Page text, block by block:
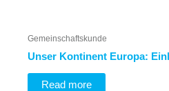
Gemeinschaftskunde
Unser Kontinent Europa:
Read more